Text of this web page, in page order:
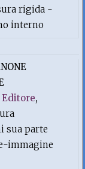
rigida -
interno
,
sua parte
immagine